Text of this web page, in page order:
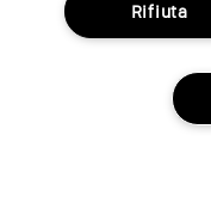
€35.00 5 shades
Rifiuta